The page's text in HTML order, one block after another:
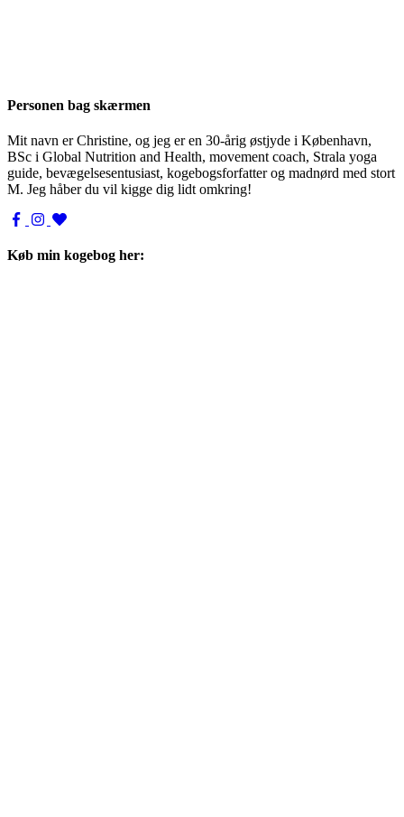
Personen bag skærmen
Mit navn er Christine, og jeg er en 30-årig østjyde i København,
BSc i Global Nutrition and Health, movement coach, Strala yoga
guide, bevægelsesentusiast, kogebogsforfatter og madnørd med stort
M. Jeg håber du vil kigge dig lidt omkring!
Køb min kogebog her: